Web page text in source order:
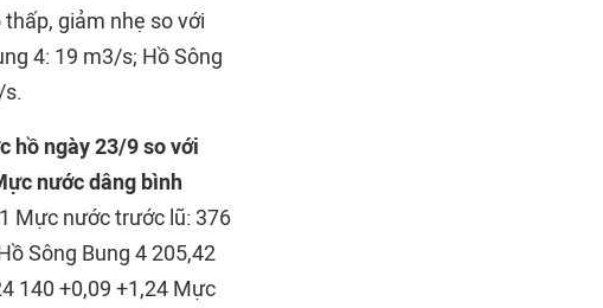
giảm nhẹ so với
4: 19 m3/s; Hồ Sông
s.
hồ ngày 23/9 so với
nước dâng bình
Mực nước trước lũ: 376
Sông Bung 4 205,42
140 +0,09 +1,24 Mực